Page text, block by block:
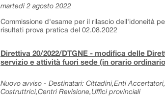
martedì 2 agosto 2022
Commissione d'esame per il rilascio dell'idoneità
risultati prova pratica del 02.08.2022
Direttiva 20/2022/DTGNE - modifica delle
servizio e attività fuori sede (in orario
Nuovo avviso - Destinatari: Cittadini,Enti
Costruttrici,Centri Revisione,Uffici provinciali